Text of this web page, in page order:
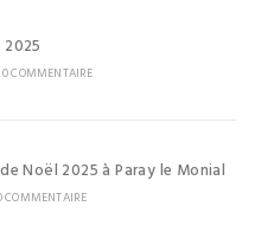
0 COMMENTAIRE
Noël 2025 à Paray le Monial
COMMENTAIRE